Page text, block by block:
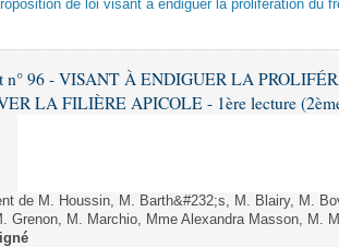
de loi visant à endiguer la prolifération du
n° 96 - VISANT À ENDIGUER LA
LA FILIÈRE APICOLE - 1ère lecture
de M. Houssin, M. Barth&#232;s, M. Blairy, M.
Grenon, M. Marchio, Mme Alexandra Masson, M.